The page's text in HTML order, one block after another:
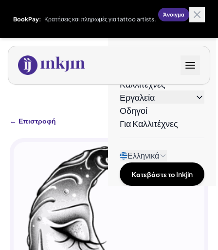
BookPay: Κρατήσεις και πληρωμές για tattoo artists.
Άνοιγμα
Καλλιτέχνες
Εργαλεία
Οδηγοί
Για Καλλιτέχνες
Ελληνικά
Κατεβάστε το Inkjin
← Επιστροφή